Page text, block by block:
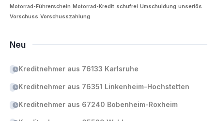
Motorrad-Führerschein Motorrad-Kredit schufrei Umschuldung unseriös
Vorschuss Vorschusszahlung
Neu
Kreditnehmer aus 76133 Karlsruhe
Kreditnehmer aus 76351 Linkenheim-Hochstetten
Kreditnehmer aus 67240 Bobenheim-Roxheim